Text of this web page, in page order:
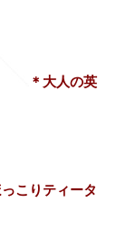
＊大人の英
こりティータ